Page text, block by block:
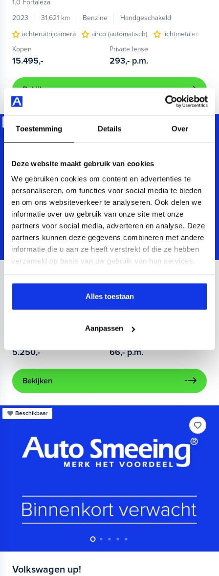
Toestemming Details Over
Deze website maakt gebruik van cookies
We gebruiken cookies om content en advertenties te
personaliseren, om functies voor social media te bieden
en om ons websiteverkeer te analyseren. Ook delen we
informatie over uw gebruik van onze site met onze
partners voor social media, adverteren en analyse. Deze
partners kunnen deze gegevens combineren met andere
informatie die u aan ze heeft verstrekt of die ze hebben
verzameld op basis van uw gebruik van hun services.
Alles toestaan
Aanpassen
1.0 Fortaleza
2023
31.621 km Benzine
Handgeschakeld
achteruitrijcamera
airco (automatisch)
lichtmetalen
Kopen
15.495,-
Private lease
293,- p.m.
Bekijken
2013
138.558 km Benzine
Handgeschakeld
5.250,- 66,- p.m.
Bekijken
Beschikbaar
Volkswagen up!